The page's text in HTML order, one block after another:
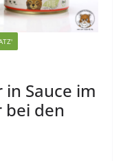
Sauce im
bei den